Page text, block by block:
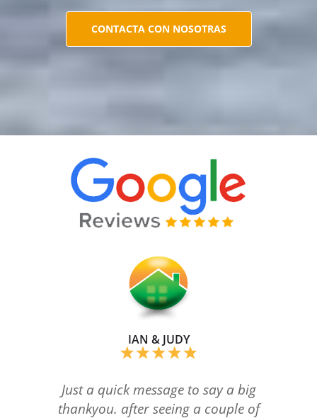
CONTACTA CON NOSOTRAS
IAN & JUDY
Just a quick message to say a big
thankyou. after seeing a couple of